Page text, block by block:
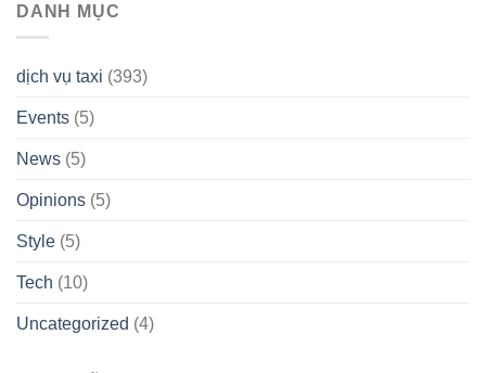
DANH MỤC
dịch vụ taxi (393)
Events (5)
News (5)
Opinions (5)
Style (5)
Tech (10)
Uncategorized (4)